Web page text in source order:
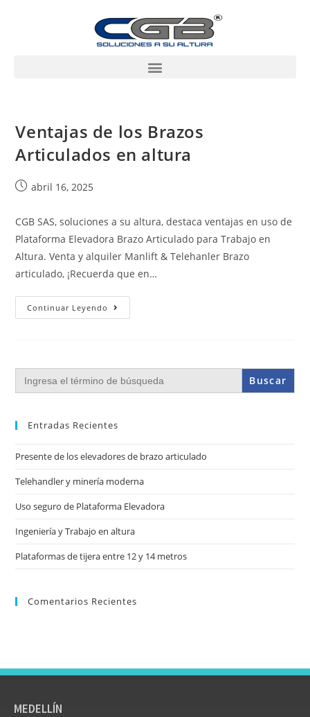
Ventajas de los Brazos
Articulados en altura
abril 16, 2025
CGB SAS, soluciones a su altura, destaca ventajas en uso de
Plataforma Elevadora Brazo Articulado para Trabajo en
Altura. Venta y alquiler Manlift & Telehanler Brazo
articulado, ¡Recuerda que en…
Continuar Leyendo
Buscar:
Entradas Recientes
Presente de los elevadores de brazo articulado
Telehandler y minería moderna
Uso seguro de Plataforma Elevadora
Ingeniería y Trabajo en altura
Plataformas de tijera entre 12 y 14 metros
Comentarios Recientes
MEDELLÍN